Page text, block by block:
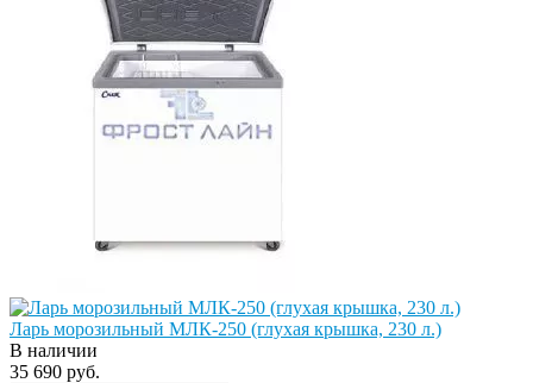
Ларь морозильный МЛК-250 (глухая крышка, 230 л.)
В наличии
35 690 руб.